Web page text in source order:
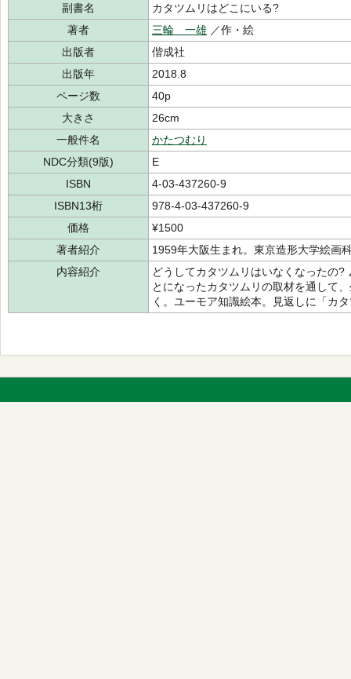
副書名
カタツムリはどこにいる?
著者
三輪 一雄 ／作・絵
出版者
偕成社
出版年
2018.8
ページ数
40p
大きさ
26cm
一般件名
かたつむり
NDC分類(9版)
E
ISBN
4-03-437260-9
ISBN13桁
978-4-03-437260-9
価格
¥1500
著者紹介
1959年大阪生まれ。東京造形大学絵画
内容紹介
どうしてカタツムリはいなくなったの
とになったカタツムリの取材を通して
く。ユーモア知識絵本。見返しに「カ